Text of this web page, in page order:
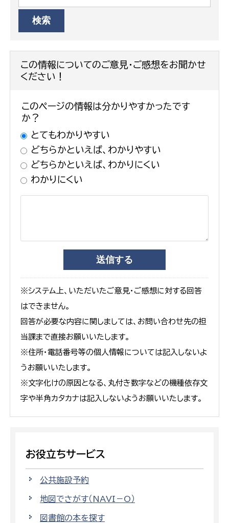
この情報についてのご意見・ご感想をお聞かせ
ください！
このページの情報は分かりやすかったです
か？
とてもわかりやすい
どちらかといえば、わかりやすい
どちらかといえば、わかりにくい
わかりにくい
※システム上、いただいたご意見・ご感想に対する回答
はできません。
回答が必要な内容に関しましては、お問い合わせ先の担
当課まで直接お願いいたします。
※住所・電話番号等の個人情報については記入しないよ
うお願いいたします。
※文字化けの原因となる、丸付き数字などの機種依存文
字や半角カタカナは記入しないようお願いいたします。
お役立ちサービス
公共施設予約
地図でさがす（NAVI－O）
図書館の本を探す